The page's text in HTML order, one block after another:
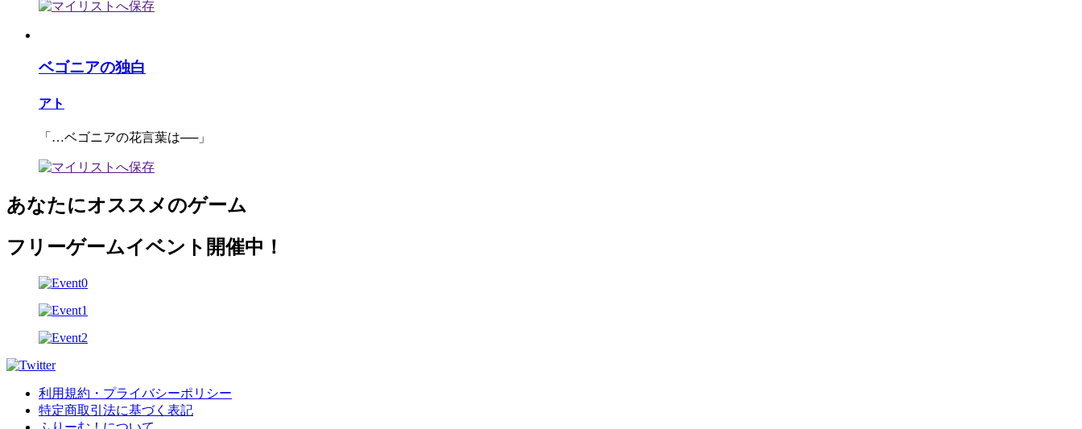
ベゴニアの独白
アト
「…ベゴニアの花言葉は──」
あなたにオススメのゲーム
フリーゲームイベント開催中！
利用規約・プライバシーポリシー
特定商取引法に基づく表記